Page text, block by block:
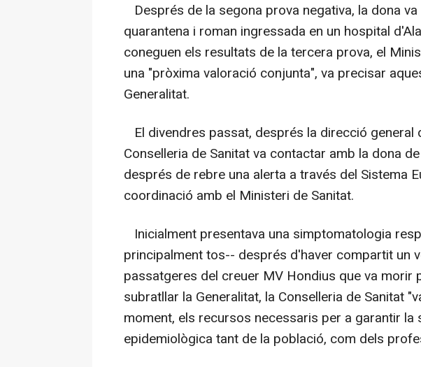
Després de la segona prova negativa, la dona
quarantena i roman ingressada en un hospital
coneguen els resultats de la tercera prova, el
una "pròxima valoració conjunta", va precisar
Generalitat.
El divendres passat, després la direcció general
Conselleria de Sanitat va contactar amb la dona
després de rebre una alerta a través del Sistema
coordinació amb el Ministeri de Sanitat.
Inicialment presentava una simptomatologia
principalment tos-- després d'haver compartit un
passatgeres del creuer MV Hondius que va morir
subratllar la Generalitat, la Conselleria de Sanitat
moment, els recursos necessaris per a garantir la
epidemiològica tant de la població, com dels